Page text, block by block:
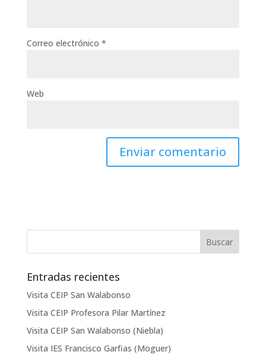
Correo electrónico *
Web
Entradas recientes
Visita CEIP San Walabonso
Visita CEIP Profesora Pilar Martínez
Visita CEIP San Walabonso (Niebla)
Visita IES Francisco Garfias (Moguer)